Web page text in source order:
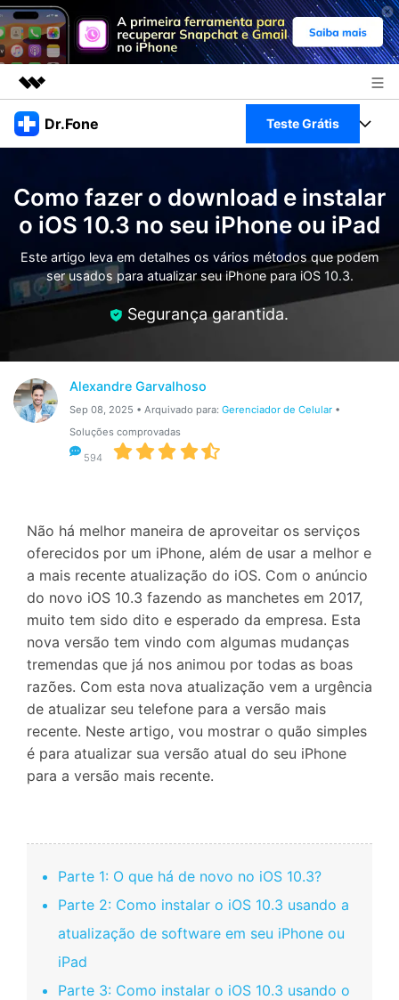
Produtos em destaque
Visão geral
Soluções
Sobre nós
Sala de imprensa
Loja
Dr.Fone Teste Grátis
Veja Toolkit Completo >
Productos
Para PC
Para Celular
Ver Todos Os Aplicativos
Guia & Suporte
Centro de Ajuda
Transferir Dados
Gerenciador de dados
Reparar Celular
Encontre Mais Soluções
Entrar
Como fazer o download e instalar
o iOS 10.3 no seu iPhone ou iPad
Este artigo leva em detalhes os vários métodos que podem
ser usados ​​para atualizar seu iPhone para iOS 10.3.
Segurança garantida.
Alexandre Garvalhoso
Sep 08, 2025 • Arquivado para: Gerenciador de Celular•
Soluções comprovadas
594
Não há melhor maneira de aproveitar os serviços
oferecidos por um iPhone, além de usar a melhor e
a mais recente atualização do iOS. Com o anúncio
do novo iOS 10.3 fazendo as manchetes em 2017,
muito tem sido dito e esperado da empresa. Esta
nova versão tem vindo com algumas mudanças
tremendas que já nos animou por todas as boas
razões. Com esta nova atualização vem a urgência
de atualizar seu telefone para a versão mais
recente. Neste artigo, vou mostrar o quão simples
é para atualizar sua versão atual do seu iPhone
para a versão mais recente.
Parte 1: O que há de novo no iOS 10.3?
Parte 2: Como instalar o iOS 10.3 usando a
atualização de software em seu iPhone ou
iPad
Parte 3: Como instalar o iOS 10.3 usando o